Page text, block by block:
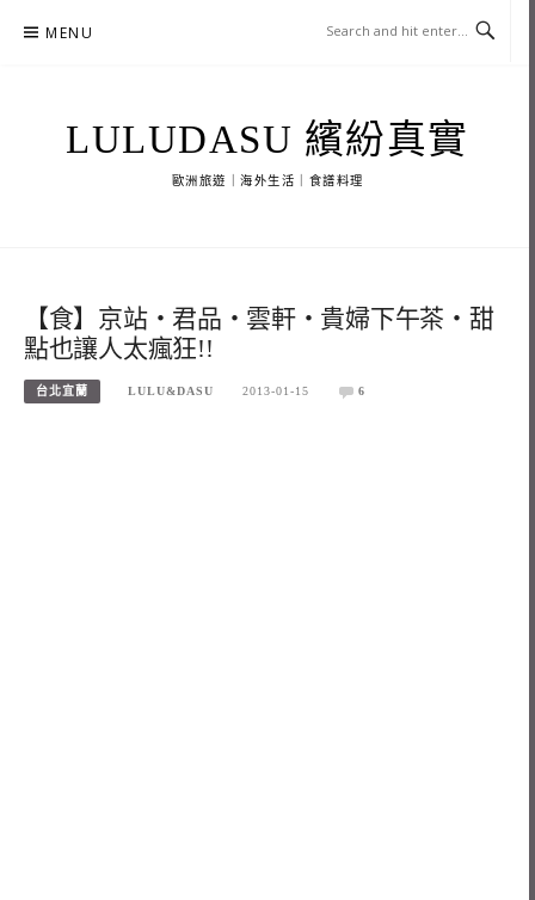
MENU
LULUDASU 繽紛真實
歐洲旅遊｜海外生活｜食譜料理
【食】京站‧君品‧雲軒‧貴婦下午茶‧甜
點也讓人太瘋狂!!
台北宜蘭 LULU&DASU 2013-01-15 6